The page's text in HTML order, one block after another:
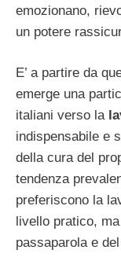
emozionano,
un potere
E’ a partire da
emerge una
italiani verso la
indispensabile e
della cura del
tendenza
preferiscono la
livello pratico,
passaparola e